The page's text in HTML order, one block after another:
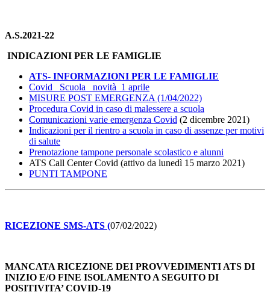
A.S.2021-22
INDICAZIONI PER LE FAMIGLIE
ATS- INFORMAZIONI PER LE FAMIGLIE
Covid _Scuola_ novità_1 aprile
MISURE POST EMERGENZA (1/04/2022)
Procedura Covid in caso di malessere a scuola
Comunicazioni varie emergenza Covid (2 dicembre 2021)
Indicazioni per il rientro a scuola in caso di assenze per motivi
di salute
Prenotazione tampone personale scolastico e alunni
ATS Call Center Covid (attivo da lunedì 15 marzo 2021)
PUNTI TAMPONE
RICEZIONE SMS-ATS (07/02/2022)
MANCATA RICEZIONE DEI PROVVEDIMENTI ATS DI
INIZIO E/O FINE ISOLAMENTO A SEGUITO DI
POSITIVITA’ COVID-19